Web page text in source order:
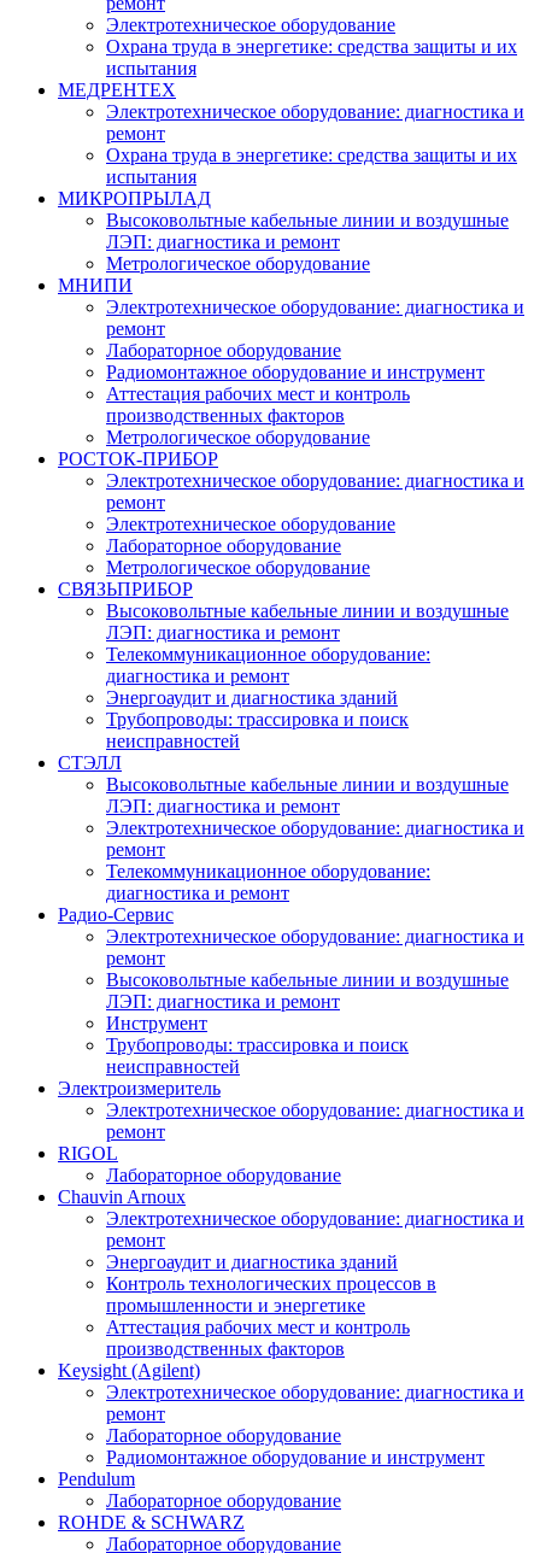
Электротехническое оборудование
Охрана труда в энергетике: средства защиты и их
испытания
МЕДРЕНТЕХ
Электротехническое оборудование: диагностика и
ремонт
Охрана труда в энергетике: средства защиты и их
испытания
МИКРОПРЫЛАД
Высоковольтные кабельные линии и воздушные
ЛЭП: диагностика и ремонт
Метрологическое оборудование
МНИПИ
Электротехническое оборудование: диагностика и
ремонт
Лабораторное оборудование
Радиомонтажное оборудование и инструмент
Аттестация рабочих мест и контроль
производственных факторов
Метрологическое оборудование
РОСТОК-ПРИБОР
Электротехническое оборудование: диагностика и
ремонт
Электротехническое оборудование
Лабораторное оборудование
Метрологическое оборудование
СВЯЗЬПРИБОР
Высоковольтные кабельные линии и воздушные
ЛЭП: диагностика и ремонт
Телекоммуникационное оборудование:
диагностика и ремонт
Энергоаудит и диагностика зданий
Трубопроводы: трассировка и поиск
неисправностей
СТЭЛЛ
Высоковольтные кабельные линии и воздушные
ЛЭП: диагностика и ремонт
Электротехническое оборудование: диагностика и
ремонт
Телекоммуникационное оборудование:
диагностика и ремонт
Радио-Cервис
Электротехническое оборудование: диагностика и
ремонт
Высоковольтные кабельные линии и воздушные
ЛЭП: диагностика и ремонт
Инструмент
Трубопроводы: трассировка и поиск
неисправностей
Электроизмеритель
Электротехническое оборудование: диагностика и
ремонт
RIGOL
Лабораторное оборудование
Chauvin Arnoux
Электротехническое оборудование: диагностика и
ремонт
Энергоаудит и диагностика зданий
Контроль технологических процессов в
промышленности и энергетике
Аттестация рабочих мест и контроль
производственных факторов
Keysight (Agilent)
Электротехническое оборудование: диагностика и
ремонт
Лабораторное оборудование
Радиомонтажное оборудование и инструмент
Pendulum
Лабораторное оборудование
ROHDE & SCHWARZ
Лабораторное оборудование